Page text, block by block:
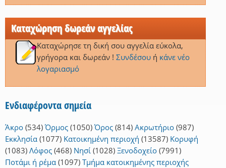
Καταχώρηση δωρεάν αγγελίας
Καταχώρησε τη δική σου αγγελία εύκολα,
γρήγορα και δωρεάν ! Συνδέσουή κάνε νέο
λογαριασμό
Ενδιαφέροντα σημεία
Άκρο (534) Όρμος (1050) Όρος (814) Ακρωτήριο (987)
Εκκλησία (1077) Κατοικημένη περιοχή (13587) Κορυφή
(1083) Λόφος (468) Νησί (1028) Ξενοδοχείο (7991)
Ποτάμι ή ρέμα (1097) Τμήμα κατοικημένης περιοχής